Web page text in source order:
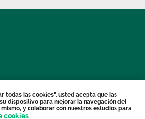
todas las cookies”, usted acepta que las
dispositivo para mejorar la navegación del
mismo, y colaborar con nuestros estudios para
cookies